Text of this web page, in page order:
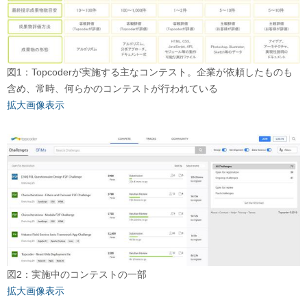
図1：Topcoderが実施する主なコンテスト。企業が依頼したものも
含め、常時、何らかのコンテストが行われている
拡大画像表示
図2：実施中のコンテストの一部
拡大画像表示